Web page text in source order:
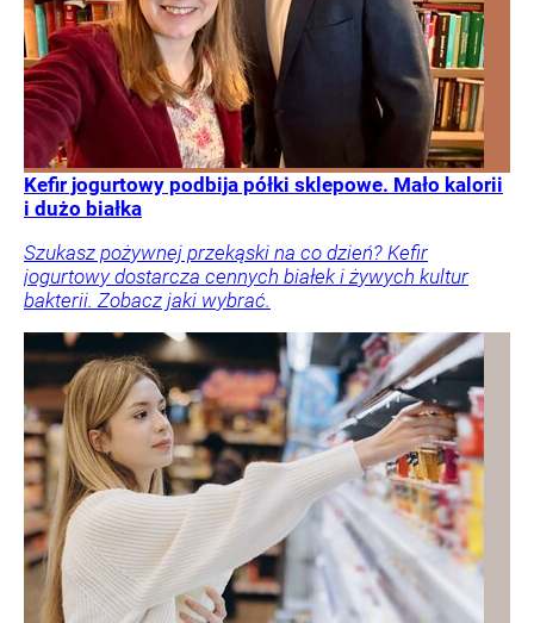
Kefir jogurtowy podbija półki sklepowe. Mało kalorii
i dużo białka
Szukasz pożywnej przekąski na co dzień? Kefir
jogurtowy dostarcza cennych białek i żywych kultur
bakterii. Zobacz jaki wybrać.